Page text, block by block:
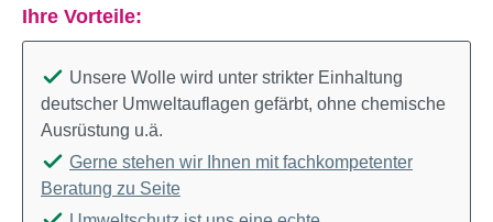
Ihre Vorteile:
Unsere Wolle wird unter strikter Einhaltung
deutscher Umweltauflagen gefärbt, ohne chemische
Ausrüstung u.ä.
Gerne stehen wir Ihnen mit fachkompetenter
Beratung zu Seite